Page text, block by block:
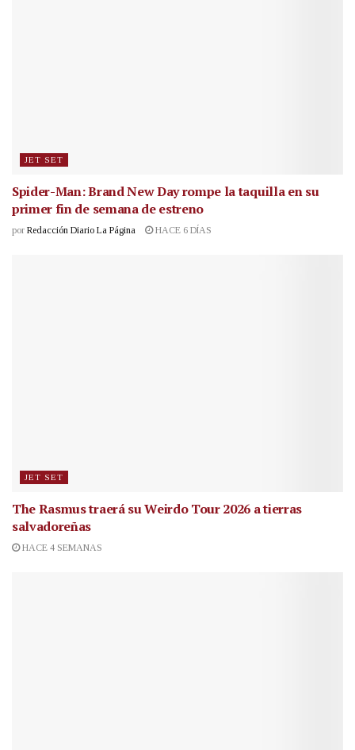
JET SET
Spider-Man: Brand New Day rompe la taquilla en su
primer fin de semana de estreno
por Redacción Diario La Página HACE 6 DÍAS
JET SET
The Rasmus traerá su Weirdo Tour 2026 a tierras
salvadoreñas
HACE 4 SEMANAS